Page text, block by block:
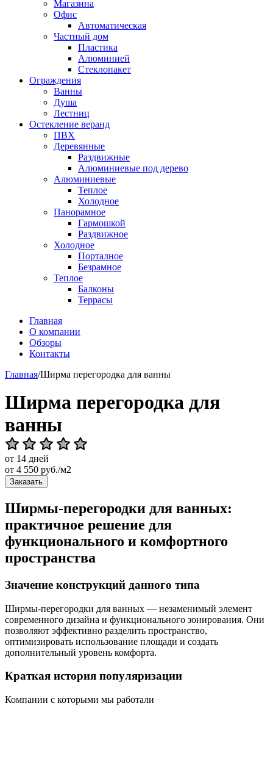
Магазина
Офис
Автоматическая
Частный дом
Пластика
Алюминией
Стеклопакет
Ограждения
Ванны
Душа
Лестниц
Остекление веранд
ПВХ
Деревянные
Раздвижные
Алюминиевые под дерево
Алюминиевые
Теплое
Холодное
Панорамное
Гармошкой
Раздвижное
Холодное
Порталное
Безрамное
Теплое
Балконы
Террасы
Главная
О компании
Обзоры
Контакты
Главная/Ширма перегородка для ванны
Ширма перегородка для
ванны
от 14 дней
от 4 550 руб./м2
Заказать
Ширмы-перегородки для ванных:
практичное решение для
функционального и комфортного
пространства
Значение конструкций данного типа
Ширмы-перегородки для ванных — незаменимый элемент
современного дизайна и функционального зонирования. Они
позволяют эффективно разделить пространство,
оптимизировать использование площади и создать
дополнительный уровень комфорта.
Краткая история популяризации
Компании с которыми мы работали